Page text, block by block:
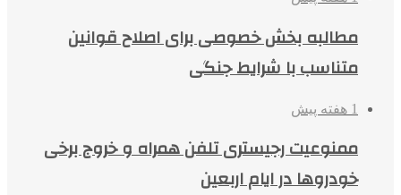
مطالبه بخش خصوصی برای اصلاح قوانین
متناسب با شرایط جنگی
1 هفته پیش
ممنوعیت رجیستری تلفن همراه و خروج برخی
خودروها در ایام اربعین